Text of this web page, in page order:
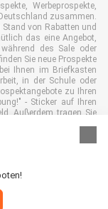
Werbeprospekte,
zusammen.
von Rabatten und
das eine Angebot,
des Sale oder
Sie neue Prospekte
Ihnen im Briefkasten
in der Schule oder
zu Ihren
- Sticker auf Ihren
Außerdem tragen Sie
|